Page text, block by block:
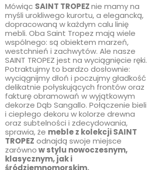
Mówiąc SAINT TROPEZnie mamy na
myśli urokliwego kurortu, a elegancką,
dopracowaną w każdym calu linię
mebli. Oba Saint Tropez mają wiele
wspólnego: są obiektem marzeń,
westchnień i zachwytów. Ale nasze
SAINT TROPEZ jest na wyciągnięcie ręki.
Potraktujmy to bardzo dosłownie:
wyciągnijmy dłoń i poczujmy gładkość
delikatnie połyskujących frontów oraz
fakturę obramowań w wyjątkowym
dekorze Dąb Sangallo. Połączenie bieli
i ciepłego dekoru w kolorze drewna
oraz subtelności i zdecydowania,
sprawia, że meble z kolekcji SAINT
TROPEZ odnajdą swoje miejsce
zarównow stylu nowoczesnym,
klasycznym, jak i
śródziemnomorskim.